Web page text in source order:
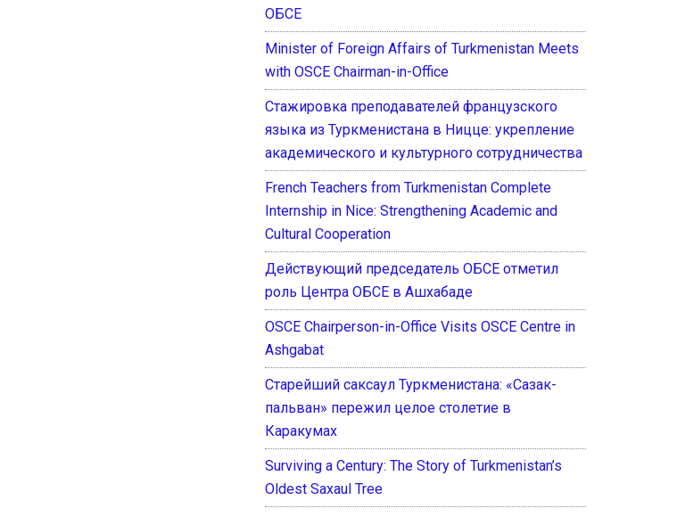
ОБСЕ
Minister of Foreign Affairs of Turkmenistan Meets
with OSCE Chairman-in-Office
Стажировка преподавателей французского
языка из Туркменистана в Ницце: укрепление
академического и культурного сотрудничества
French Teachers from Turkmenistan Complete
Internship in Nice: Strengthening Academic and
Cultural Cooperation
Действующий председатель ОБСЕ отметил
роль Центра ОБСЕ в Ашхабаде
OSCE Chairperson-in-Office Visits OSCE Centre in
Ashgabat
Старейший саксаул Туркменистана: «Сазак-
пальван» пережил целое столетие в
Каракумах
Surviving a Century: The Story of Turkmenistan’s
Oldest Saxaul Tree